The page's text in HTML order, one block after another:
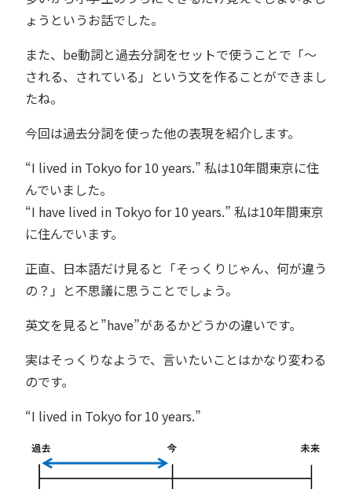
ょうというお話でした。
また、be動詞と過去分詞をセットで使うことで「～
される、されている」という文を作ることができまし
たね。
今回は過去分詞を使った他の表現を紹介します。
“I lived in Tokyo for 10 years.” 私は10年間東京に住
んでいました。
“I have lived in Tokyo for 10 years.” 私は10年間東京
に住んでいます。
正直、日本語だけ見ると「そっくりじゃん、何が違う
の？」と不思議に思うことでしょう。
英文を見ると”have”があるかどうかの違いです。
実はそっくりなようで、言いたいことはかなり変わる
のです。
“I lived in Tokyo for 10 years.”